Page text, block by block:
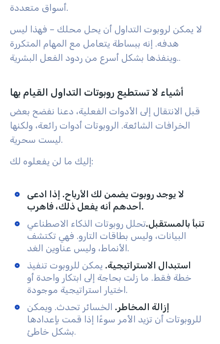
أسواق متعددة.
لا يمكن لروبوت التداول أن يحل محلك – فهذا ليس
هدفه. إنه ببساطة يتعامل مع المهام المتكررة
وينفذها بشكل أسرع من ردود الفعل البشرية..
أشياء لا تستطيع روبوتات التداول القيام بها
قبل الانتقال إلى الأدوات الفعلية، دعنا نفضح بعض
الخرافات الشائعة. الروبوتات أدوات رائعة، ولكنها
ليست سحرية.
إليك ما لن يفعلوه لك:
لا يوجد روبوت يضمن لك الأرباح. إذا ادعى
أحدهم أنه يفعل ذلك، فاهرب.
تنبأ بالمستقبل.تحلل روبوتات الذكاء الاصطناعي
البيانات، وليس بطاقات التارو. فهي تكتشف
الأنماط، وليس عناوين الغد.
استبدال الاستراتيجية. يمكن للروبوت تنفيذ
خطة فقط. ما زلت بحاجة إلى ابتكار واحدة أو
اختيار استراتيجية موجودة.
إزالة المخاطر. الخسائر تحدث. ويمكن
للروبوتات أن تزيد الأمر سوءًا إذا قمت بإعدادها
بشكل خاطئ.